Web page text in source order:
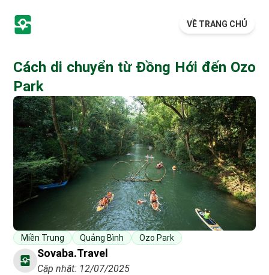
VỀ TRANG CHỦ
Cách di chuyển từ Đồng Hới đến Ozo
Park
Miền Trung Quảng Bình Ozo Park
Sovaba.travel
Cập nhật: 12/07/2025